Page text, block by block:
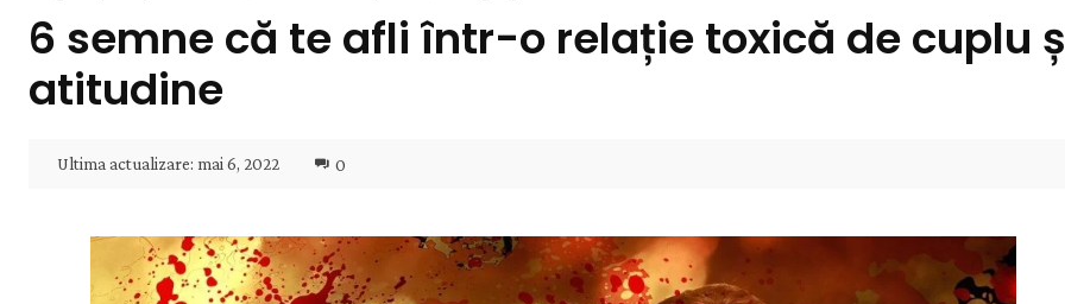
6 semne că te afli într-o relație toxică de cuplu
atitudine
Ultima actualizare: mai 6, 2022 0